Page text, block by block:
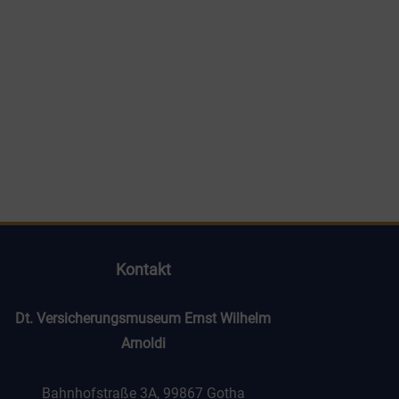
Kon­takt
Dt. Ver­si­che­rungs­mu­se­um Ernst Wil­helm
Arnoldi
Bahn­hof­stra­ße 3A, 99867 Gotha